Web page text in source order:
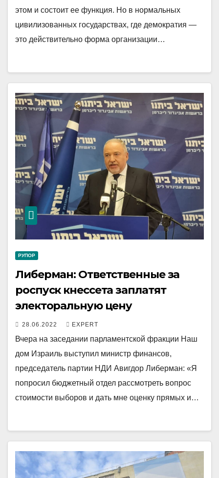
этом и состоит ее функция. Но в нормальных
цивилизованных государствах, где демократия —
это действительно форма организации…
РУПОР
Либерман: Ответственные за
роспуск кнессета заплатят
электоральную цену
28.06.2022 EXPERT
Вчера на заседании парламентской фракции Наш
дом Израиль выступил министр финансов,
председатель партии НДИ Авигдор Либерман: «Я
попросил бюджетный отдел рассмотреть вопрос
стоимости выборов и дать мне оценку прямых и…